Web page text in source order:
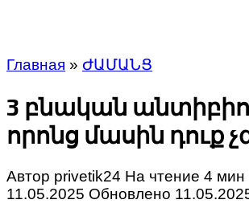
Главная » ԺԱՄԱՆՑ
3 բնական
որոնց մասին դուք
Автор privetik24 На чтение 4 мин
11.05.2025 Обновлено